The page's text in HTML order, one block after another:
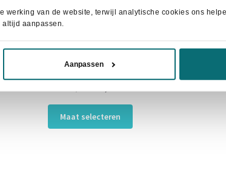
werking van de website, terwijl analytische cookies ons
aanpassen.
Aanpassen
Horka Rijlegging Jubilee Navy
was:
€69,95.
is:
€50,00.
Maat selecteren